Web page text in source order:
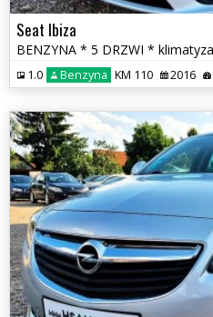
Seat Ibiza
1.0 Benzyna KM 110 2016